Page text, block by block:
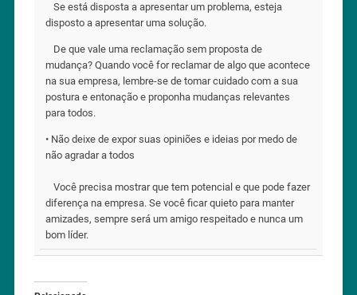
⠀Se está disposta a apresentar um problema, esteja
disposto a apresentar uma solução.⠀
⠀De que vale uma reclamação sem proposta de
mudança? Quando você for reclamar de algo que acontece
na sua empresa, lembre-se de tomar cuidado com a sua
postura e entonação e proponha mudanças relevantes
para todos.⠀
• Não deixe de expor suas opiniões e ideias por medo de
não agradar a todos
⠀Você precisa mostrar que tem potencial e que pode fazer
diferença na empresa. Se você ficar quieto para manter
amizades, sempre será um amigo respeitado e nunca um
bom líder.⠀